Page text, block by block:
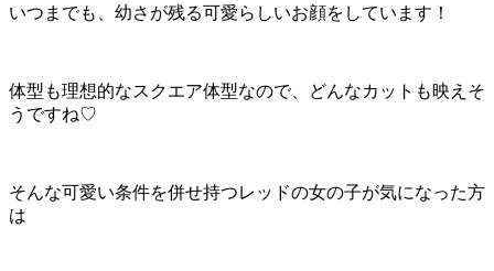
いつまでも、幼さが残る可愛らしいお顔をしています！
体型も理想的なスクエア体型なので、どんなカットも映えそ
うですね♡
そんな可愛い条件を併せ持つレッドの女の子が気になった方
は